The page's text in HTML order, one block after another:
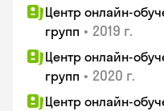
Центр онлайн-
групп • 2019 г.
Центр онлайн-
групп • 2020 г.
Центр онлайн-